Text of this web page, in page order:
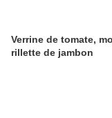
Verrine de tomate,
rillette de jambon